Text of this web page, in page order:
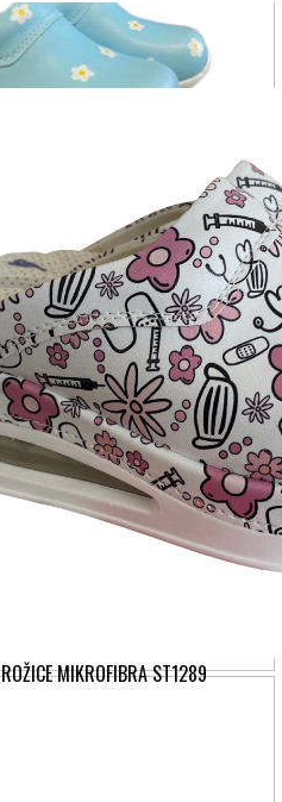
MIKROFIBRA ST1289
MARJETICE MIKROFIBRA